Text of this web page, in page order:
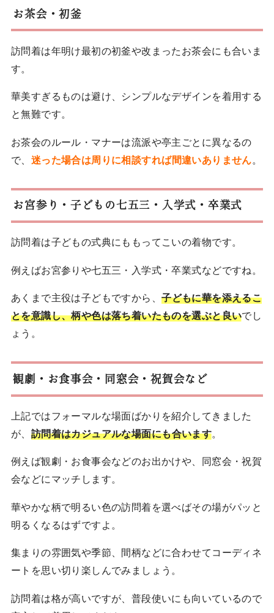
お茶会・初釜
訪問着は年明け最初の初釜や改まったお茶会にも合いま
す。
華美すぎるものは避け、シンプルなデザインを着用する
と無難です。
お茶会のルール・マナーは流派や亭主ごとに異なるの
で、 迷った場合は周りに相談すれば間違いありません
お宮参り・子どもの七五三・入学式・卒業式
訪問着は子どもの式典にももってこいの着物です。
例えばお宮参りや七五三・入学式・卒業式などですね。
あくまで主役は子どもですから、子どもに華を添えるこ
とを意識し、柄や色は落ち着いたものを選ぶと良いでし
ょう。
観劇・お食事会・同窓会・祝賀会など
上記ではフォーマルな場面ばかりを紹介してきました
が、 訪問着はカジュアルな場面にも合います。
例えば観劇・お食事会などのお出かけや、同窓会・祝賀
会などにマッチします。
華やかな柄で明るい色の訪問着を選べばその場がパッと
明るくなるはずですよ。
集まりの雰囲気や季節、間柄などに合わせてコーディネ
ートを思い切り楽しんでみましょう。
訪問着は格が高いですが、普段使いにも向いているので